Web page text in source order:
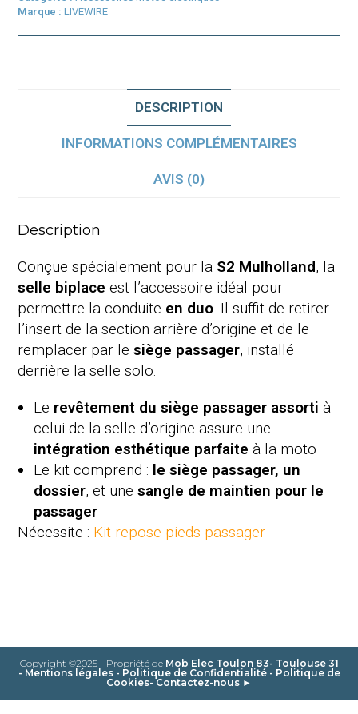
Marque :LIVEWIRE
DESCRIPTION
INFORMATIONS COMPLÉMENTAIRES
AVIS (0)
Description
Conçue spécialement pour la S2 Mulholland, la
selle biplace est l’accessoire idéal pour
permettre la conduite en duo. Il suffit de retirer
l’insert de la section arrière d’origine et de le
remplacer par lesiège passager, installé
derrière la selle solo.
Le revêtement du siège passager assorti à
celui de la selle d’origine assure une
intégration esthétique parfaite à la moto
Le kit comprend : le siège passager, un
dossier, et unesangle de maintien pour le
passager
Nécessite : Kit repose-pieds passager
Copyright ©2025 - Propriété de Mob Elec Toulon 83- Toulouse 31
- Mentions légales- Politique de Confidentialité- Politique de
Cookies-Contactez-nous ►